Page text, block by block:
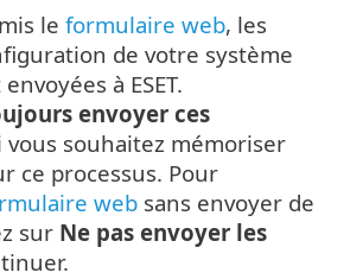
le formulaire web, les
de votre système
à ESET.
envoyer ces
vous souhaitez mémoriser
ce processus. Pour
web sans envoyer de
sur Ne pas envoyer les